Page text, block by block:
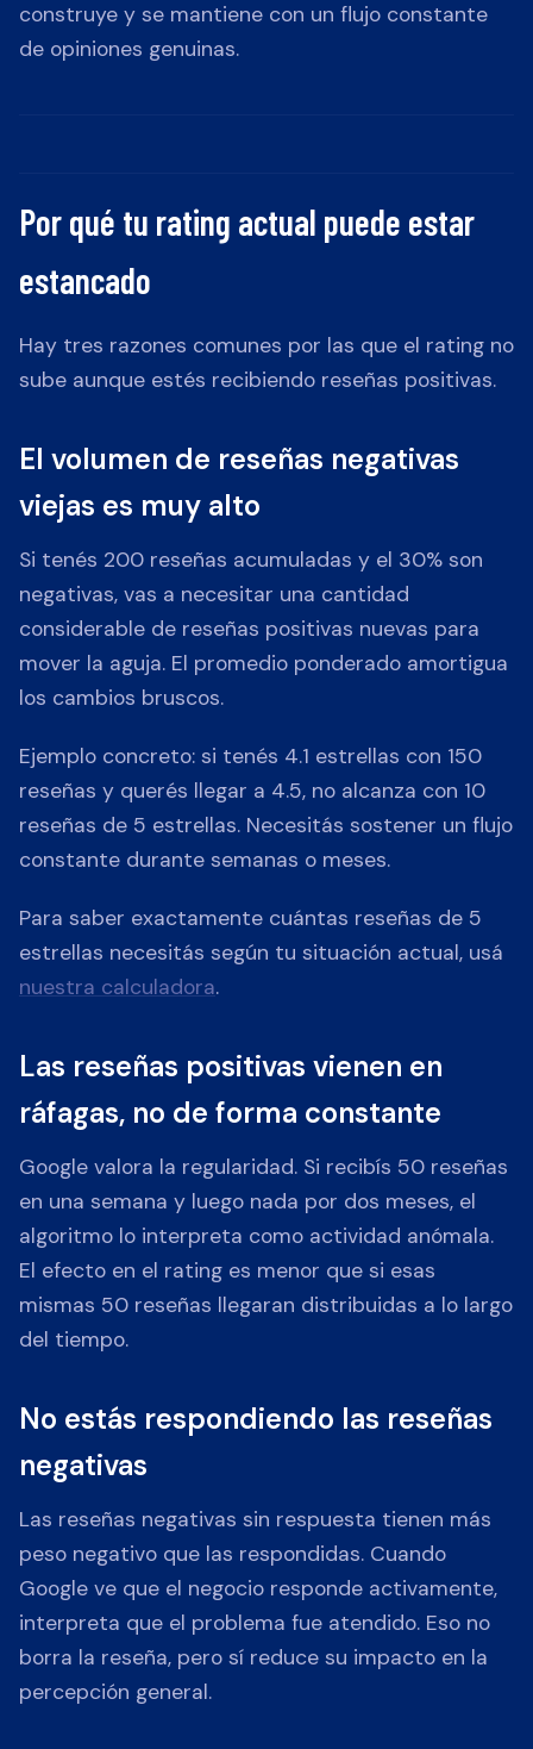
construye y se mantiene con un flujo constante
de opiniones genuinas.
Por qué tu rating actual puede estar
estancado
Hay tres razones comunes por las que el rating no
sube aunque estés recibiendo reseñas positivas.
El volumen de reseñas negativas
viejas es muy alto
Si tenés 200 reseñas acumuladas y el 30% son
negativas, vas a necesitar una cantidad
considerable de reseñas positivas nuevas para
mover la aguja. El promedio ponderado amortigua
los cambios bruscos.
Ejemplo concreto: si tenés 4.1 estrellas con 150
reseñas y querés llegar a 4.5, no alcanza con 10
reseñas de 5 estrellas. Necesitás sostener un flujo
constante durante semanas o meses.
Para saber exactamente cuántas reseñas de 5
estrellas necesitás según tu situación actual, usá
nuestra calculadora.
Las reseñas positivas vienen en
ráfagas, no de forma constante
Google valora la regularidad. Si recibís 50 reseñas
en una semana y luego nada por dos meses, el
algoritmo lo interpreta como actividad anómala.
El efecto en el rating es menor que si esas
mismas 50 reseñas llegaran distribuidas a lo largo
del tiempo.
No estás respondiendo las reseñas
negativas
Las reseñas negativas sin respuesta tienen más
peso negativo que las respondidas. Cuando
Google ve que el negocio responde activamente,
interpreta que el problema fue atendido. Eso no
borra la reseña, pero sí reduce su impacto en la
percepción general.